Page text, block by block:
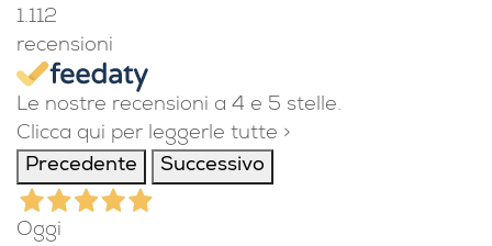
1.112
recensioni
Le nostre recensioni a 4 e 5 stelle.
Clicca qui per leggerle tutte >
Precedente
Successivo
Oggi